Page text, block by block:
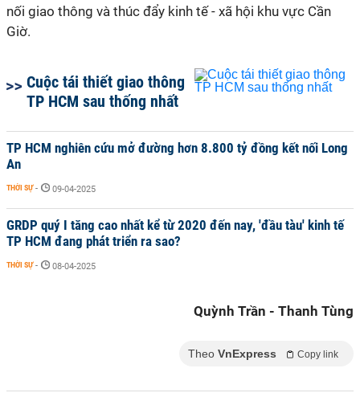
nối giao thông và thúc đẩy kinh tế - xã hội khu vực Cần
Giờ.
Cuộc tái thiết giao thông
TP HCM sau thống nhất
TP HCM nghiên cứu mở đường hơn 8.800 tỷ đồng kết nối Long
An
THỜI SỰ - 09-04-2025
GRDP quý I tăng cao nhất kể từ 2020 đến nay, 'đầu tàu' kinh tế
TP HCM đang phát triển ra sao?
THỜI SỰ - 08-04-2025
Quỳnh Trần - Thanh Tùng
Theo VnExpress Copy link